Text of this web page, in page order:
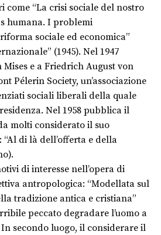
come “La crisi sociale del nostro
humana. I problemi
sociale ed economica”
(1945). Nel 1947
e a Friedrich August von
Pélerin Society, un’associazione
sociali liberali della quale
Nel 1958 pubblica il
molti considerato il suo
di là dell’offerta e della
di interesse nell’opera di
antropologica: “Modellata sul
tradizione antica e cristiana”
peccato degradare l’uomo a
In secondo luogo, il considerare il